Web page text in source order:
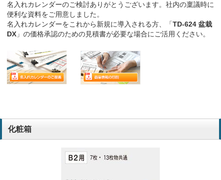
名入れカレンダーのご検討ありがとうございます。社内の稟議時に
便利な資料をご用意しました。
名入れカレンダーをこれから新規に導入される方、「TD-624 盆栽
DX 」の価格承認のための見積書が必要な場合にご活用ください。
化粧箱